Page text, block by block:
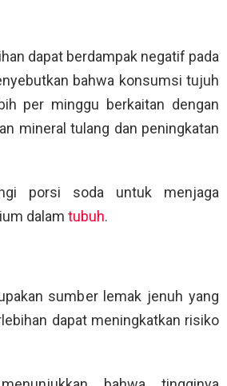
dapat berdampak negatif pada
bahwa konsumsi tujuh
per minggu berkaitan dengan
mineral tulang dan peningkatan
porsi soda untuk menjaga
dalam tubuh.
sumber lemak jenuh yang
dapat meningkatkan risiko